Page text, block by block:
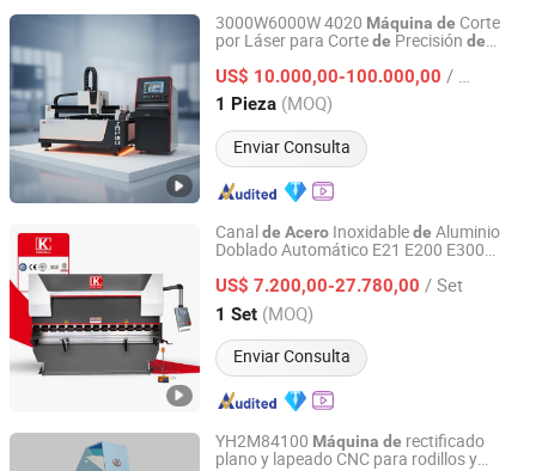
corte de tubos por láser
tubos de acero por láser
fabricación de tubos de
acero redondo Máquina
Aluminio
3000W 6000W
Láser de Fibra
3000W6000W 4020 Máquina de Corte
por Láser para Cortede Precisión de
Aluminio yAcerocon Características
Tecnología Avanzada
US$ 10.000,00-100.000,00 / Pieza
1 Pieza (MOQ)
Enviar Consulta
Jiangsu SOHO Innovation & Technology Group Kasin
Industry & Trade Co., Ltd.
Jiangsu, China Desde 2025
Canalde Acero Inoxidablede Aluminio
Doblado Automático E21 E200 E300
Ofertas MensualesMáquina deDoblado
CNC Serie PRO Precio
US$ 7.200,00-27.780,00 / Set
1 Set (MOQ)
Enviar Consulta
Nanjing Jinqiu CNC Machine Tool Co., Ltd.
Jiangsu, China Desde 2010
YH2M84100 Máquina de rectificado
plano y lapeado CNC para rodillos y